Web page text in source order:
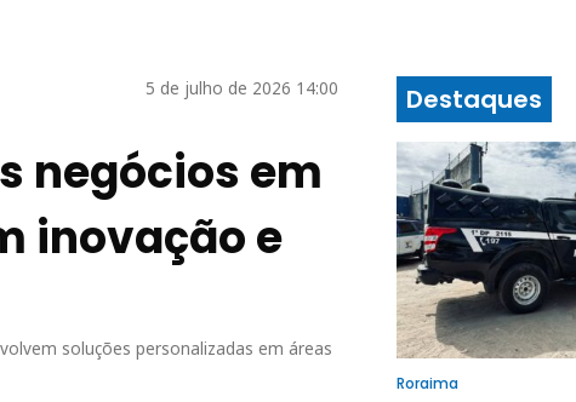
5 de julho de 2026 14:00
negócios em
inovação e
soluções personalizadas em áreas
Destaques
Roraima